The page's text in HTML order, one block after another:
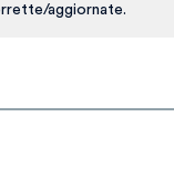
aggiornate.